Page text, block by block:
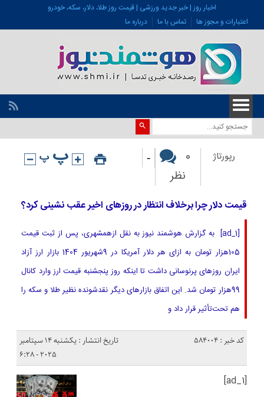
اخبار روز | خبر جدید ورزشی | قیمت روز طلا، دلار، سکه، خودرو
اعتبارات و مجوز ها
تماس با ما درباره ما
رپورتاژ
0
نظر
-
قیمت دلار چرا برخلاف انتظار در روزهای اخیر عقب نشینی کرد؟
[ad_1] به گزارش هوشمند نیوز به نقل ازهمشهری، پس از ثبت قیمت
105هزار تومان به ازای هر دلار آمریکا در 9شهریور 1404 بازار ارز آزاد
ایران روزهای پرنوسانی داشت تا اینکه روز پنجشنبه قیمت ارز وارد کانال
99هزار تومان شد. این اتفاق بازارهای دیگر نقدشونده نظیر طلا و سکه را
هم تحت‌تأثیر قرار داد و
کد خبر : 584004
تاریخ انتشار : یکشنبه 14 سپتامبر
2025 - 6:28
[ad_1]